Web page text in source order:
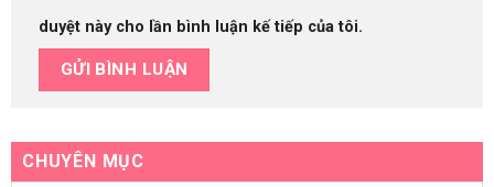
duyệt này cho lần bình luận kế tiếp của tôi.
CHUYÊN MỤC